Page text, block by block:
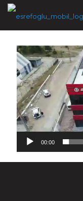
Video
oynatıcı
00:00